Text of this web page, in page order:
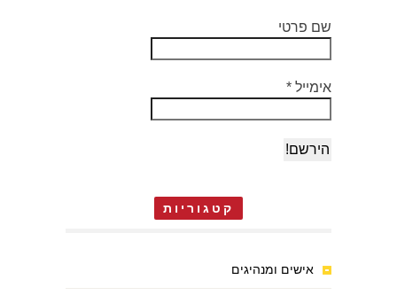
שם פרטי
אימייל *
קטגוריות
אישים ומנהיגים